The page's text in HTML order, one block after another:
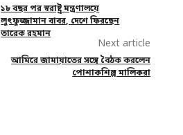
১৮ বছর পর স্বরাষ্ট্র মন্ত্রণালয়ে
লুৎফুজ্জামান বাবর, দেশে ফিরছেন
তারেক রহমান
Next article
আমিরে জামায়াতের সঙ্গে বৈঠক করলেন
পোশাকশিল্প মালিকরা